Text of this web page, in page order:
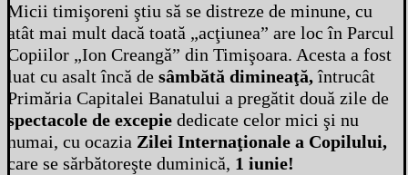
Micii timişoreni ştiu să se distreze de minune, cu
atât mai mult dacă toată „acţiunea” are loc în Parcul
Copiilor „Ion Creangă” din Timişoara. Acesta a fost
luat cu asalt încă de sâmbătă dimineaţă,întrucât
Primăria Capitalei Banatului a pregătit două zile de
spectacole de excepie dedicate celor mici şi nu
numai, cu ocazia Zilei Internaţionale a Copilului,
care se sărbătoreşte duminică, 1 iunie!